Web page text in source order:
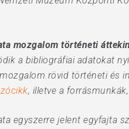
mozgalom történeti
a bibliográfiai adatokat
rövid történeti és
, illetve a
egyszerre jelent egyfajta